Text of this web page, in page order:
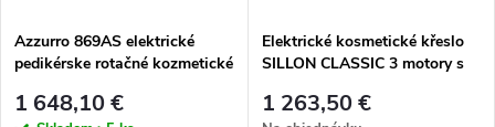
e
s
p
Azzurro 869AS elektrické
pedikérske rotačné kozmetické
farbe
1 648,10 €
Elektrické kosmetické křeslo
SILLON CLASSIC 3 motory s
1 263,50 €